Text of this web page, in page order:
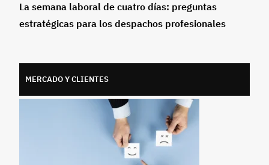
La semana laboral de cuatro días: preguntas
estratégicas para los despachos profesionales
MERCADO Y CLIENTES